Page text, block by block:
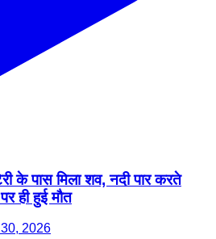
के पास मिला शव, नदी पार करते
ही हुई मौत
2026